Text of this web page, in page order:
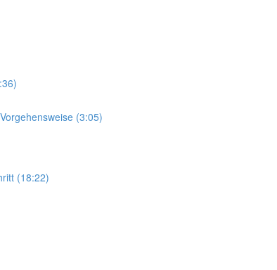
(3:05)
(18:22)